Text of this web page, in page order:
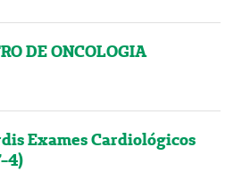
DE ONCOLOGIA
Exames Cardiológicos
4)